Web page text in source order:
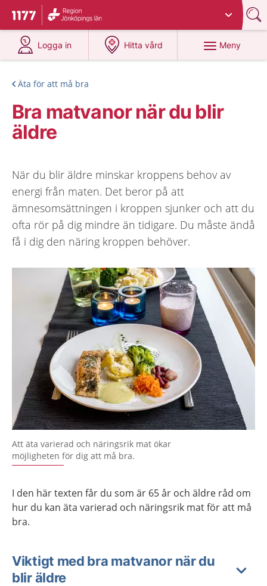
Till startsidan för 1177
Du har valt region
Logga in
på 1177.se
Hitta vård
på 1177.se
Meny
Äta för att må bra
Bra matvanor när du blir
äldre
När du blir äldre minskar kroppens behov av
energi från maten. Det beror på att
ämnesomsättningen i kroppen sjunker och att du
ofta rör på dig mindre än tidigare. Du måste ändå
få i dig den näring kroppen behöver.
Att äta varierad och näringsrik mat ökar
möjligheten för dig att må bra.
I den här texten får du som är 65 år och äldre råd om
hur du kan äta varierad och näringsrik mat för att må
bra.
Viktigt med bra matvanor när du
blir äldre